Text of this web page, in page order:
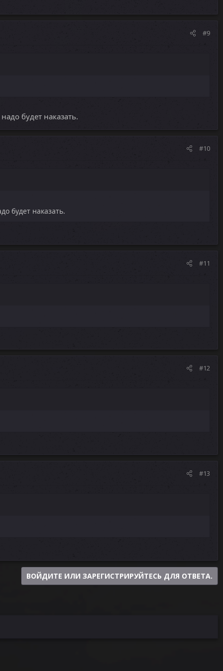
#9
будет наказать.
#10
будет наказать.
#11
#12
#13
ВОЙДИТЕ ИЛИ ЗАРЕГИСТРИРУЙТЕСЬ ДЛЯ ОТВЕТА.